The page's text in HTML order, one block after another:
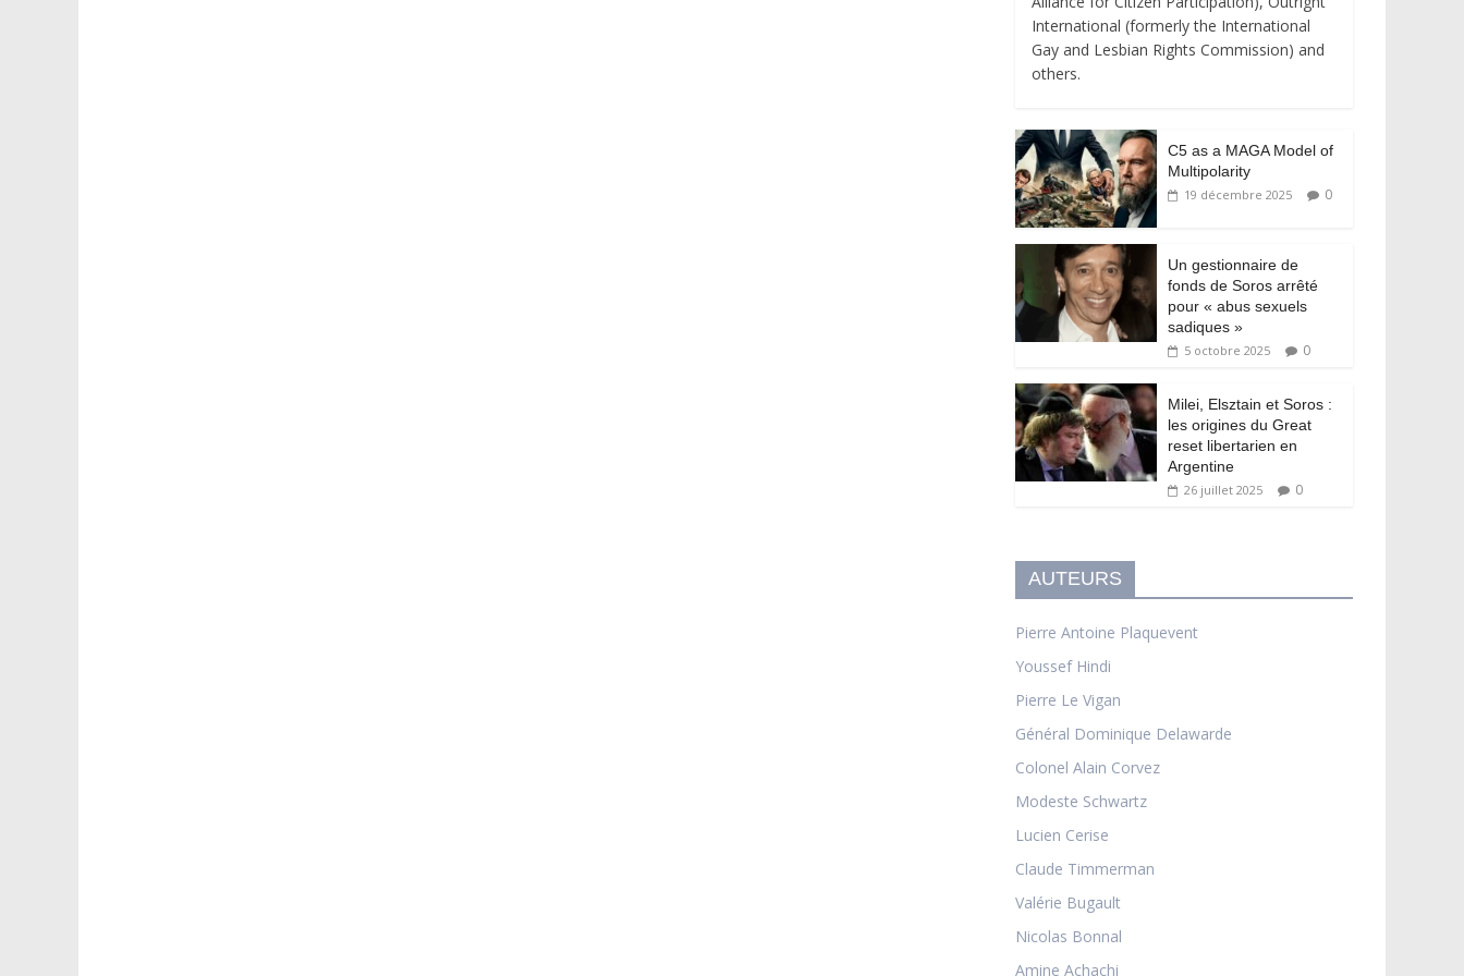
International (formerly the International
Gay and Lesbian Rights Commission) and
others.
C5 as a MAGA Model of
Multipolarity
19 décembre 2025 0
Un gestionnaire de
fonds de Soros arrêté
pour « abus sexuels
sadiques »
5 octobre 2025 0
Milei, Elsztain et Soros :
les origines du Great
reset libertarien en
Argentine
26 juillet 2025 0
AUTEURS
Pierre Antoine Plaquevent
Youssef Hindi
Pierre Le Vigan
Général Dominique Delawarde
Colonel Alain Corvez
Modeste Schwartz
Lucien Cerise
Claude Timmerman
Valérie Bugault
Nicolas Bonnal
Amine Achachi